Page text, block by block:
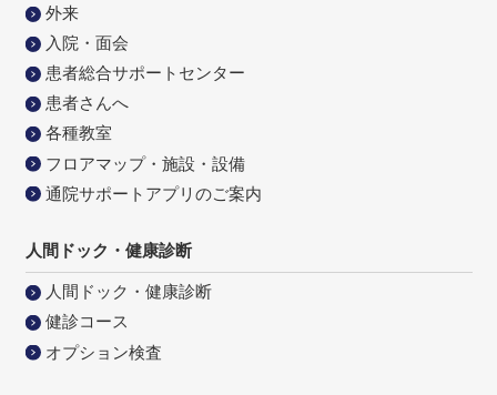
外来
入院・面会
患者総合サポートセンター
患者さんへ
各種教室
フロアマップ・施設・設備
通院サポートアプリのご案内
人間ドック・健康診断
人間ドック・健康診断
健診コース
オプション検査